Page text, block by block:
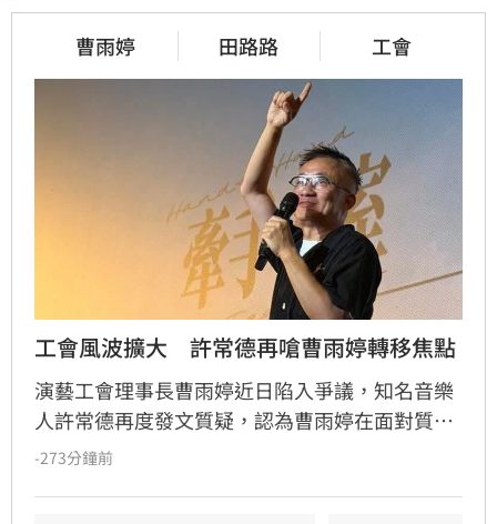
曹雨婷 田路路 工會
工會風波擴大　許常德再嗆曹雨婷轉移焦點
演藝工會理事長曹雨婷近日陷入爭議，知名音樂
人許常德再度發文質疑，認為曹雨婷在面對質疑
時，不應反問資深藝人池秋美關於田路路協助的
-273分鐘前